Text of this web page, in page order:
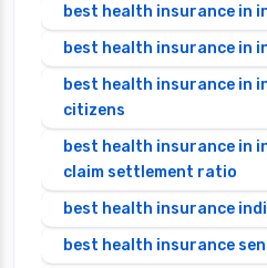
best health insurance in
best health insurance in
best health insurance in
citizens
best health insurance in
claim settlement ratio
best health insurance
best health insurance